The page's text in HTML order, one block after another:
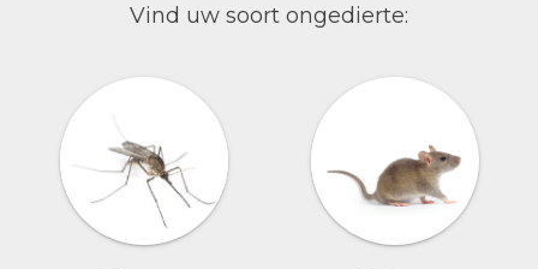
Vind uw soort ongedierte: